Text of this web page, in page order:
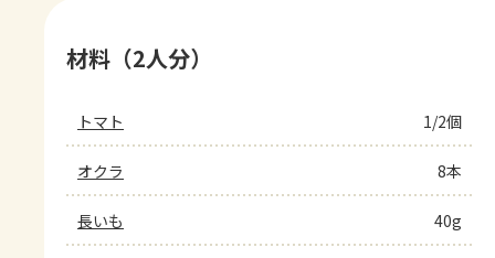
材料（2人分）
トマト 1/2個
オクラ 8本
長いも 40g